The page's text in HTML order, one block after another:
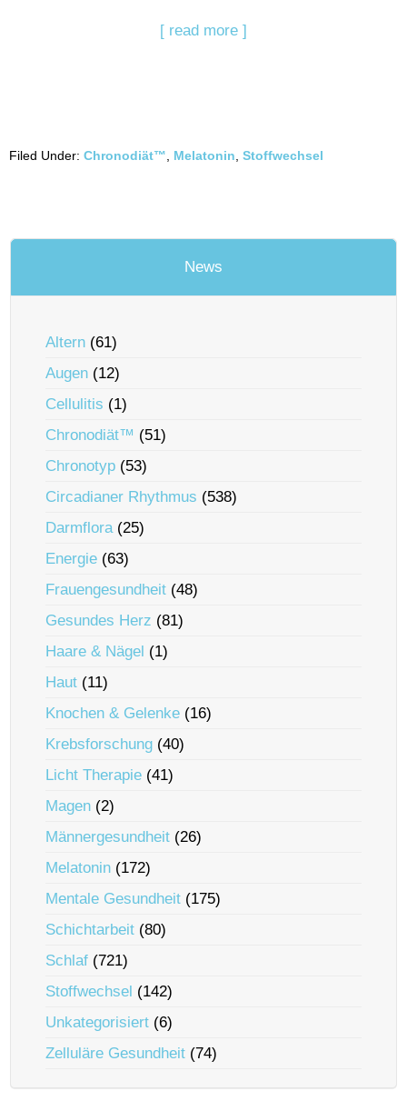
[ read more ]
Filed Under: Chronodiät™ Melatonin Stoffwechsel
News
Altern (61)
Augen (12)
Cellulitis (1)
Chronodiät™ (51)
Chronotyp (53)
Circadianer Rhythmus (538)
Darmflora(25)
Energie (63)
Frauengesundheit (48)
Gesundes Herz (81)
Haare & Nägel (1)
Haut (11)
Knochen & Gelenke (16)
Krebsforschung (40)
Licht Therapie (41)
Magen (2)
Männergesundheit (26)
Melatonin (172)
Mentale Gesundheit (175)
Schichtarbeit (80)
Schlaf (721)
Stoffwechsel (142)
Unkategorisiert (6)
Zelluläre Gesundheit (74)